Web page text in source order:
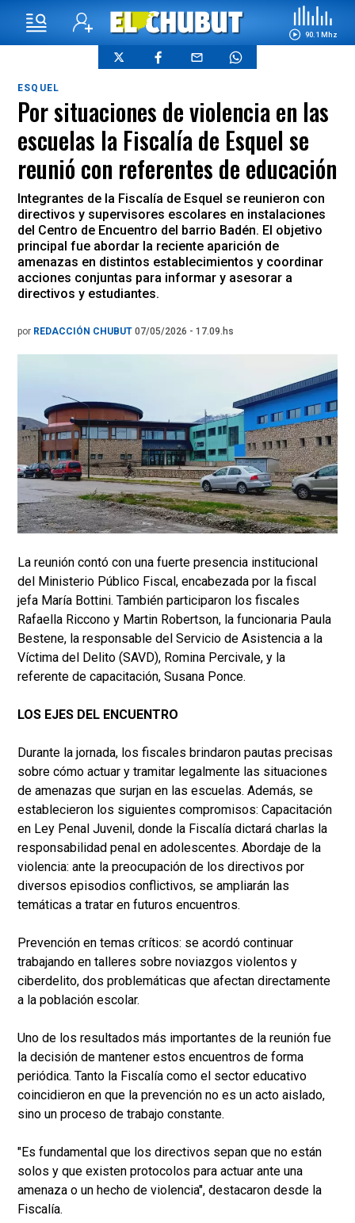
90.1 Mhz
ESQUEL
Por situaciones de violencia en las
escuelas la Fiscalía de Esquel se
reunió con referentes de educación
Integrantes de la Fiscalía de Esquel se reunieron con
directivos y supervisores escolares en instalaciones
del Centro de Encuentro del barrio Badén. El objetivo
principal fue abordar la reciente aparición de
amenazas en distintos establecimientos y coordinar
acciones conjuntas para informar y asesorar a
directivos y estudiantes.
por REDACCIÓN CHUBUT 07/05/2026 - 17.09.hs
La reunión contó con una fuerte presencia institucional
del Ministerio Público Fiscal, encabezada por la fiscal
jefa María Bottini. También participaron los fiscales
Rafaella Riccono y Martin Robertson, la funcionaria Paula
Bestene, la responsable del Servicio de Asistencia a la
Víctima del Delito (SAVD), Romina Percivale, y la
referente de capacitación, Susana Ponce.
LOS EJES DEL ENCUENTRO
Durante la jornada, los fiscales brindaron pautas precisas
sobre cómo actuar y tramitar legalmente las situaciones
de amenazas que surjan en las escuelas. Además, se
establecieron los siguientes compromisos: Capacitación
en Ley Penal Juvenil, donde la Fiscalía dictará charlas la
responsabilidad penal en adolescentes. Abordaje de la
violencia: ante la preocupación de los directivos por
diversos episodios conflictivos, se ampliarán las
temáticas a tratar en futuros encuentros.
Prevención en temas críticos: se acordó continuar
trabajando en talleres sobre noviazgos violentos y
ciberdelito, dos problemáticas que afectan directamente
a la población escolar.
Uno de los resultados más importantes de la reunión fue
la decisión de mantener estos encuentros de forma
periódica. Tanto la Fiscalía como el sector educativo
coincidieron en que la prevención no es un acto aislado,
sino un proceso de trabajo constante.
"Es fundamental que los directivos sepan que no están
solos y que existen protocolos para actuar ante una
amenaza o un hecho de violencia", destacaron desde la
Fiscalía.